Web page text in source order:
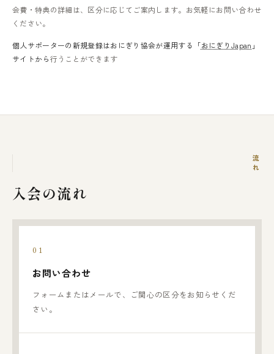
会費・特典の詳細は、区分に応じてご案内します。お気軽にお問い合わせ
ください。
個人サポーターの新規登録はおにぎり協会が運用する「おにぎりJapan 」
サイトから行うことができます
流れ
入会の流れ
お問い合わせ
フォームまたはメールで、ご関心の区分をお知らせくだ
さい。